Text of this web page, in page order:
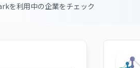
を利用中の企業をチェック